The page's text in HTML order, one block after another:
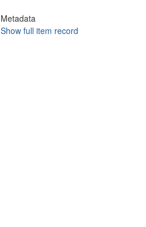
Metadata
Show full item record